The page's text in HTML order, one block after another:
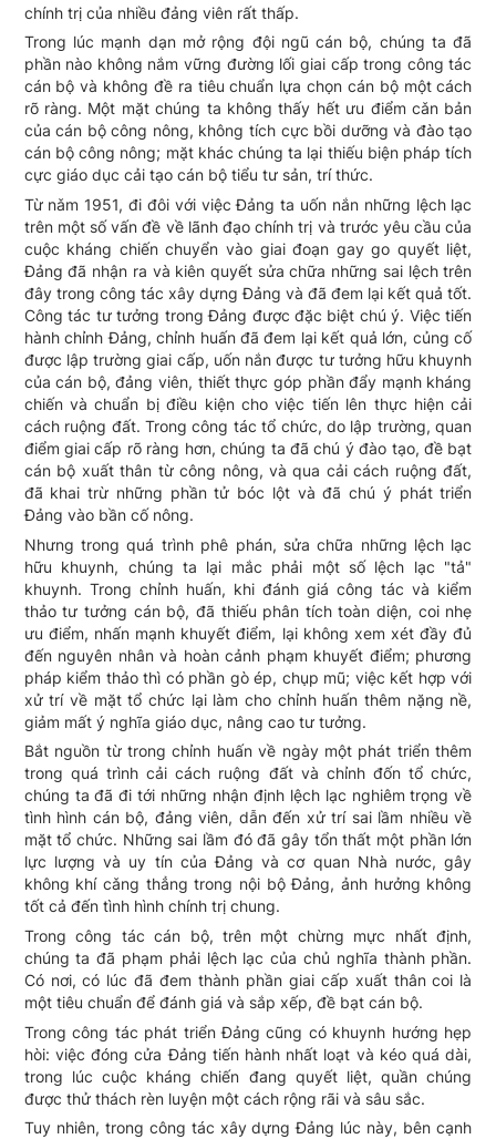
chính trị của nhiều đảng viên rất thấp.
Trong lúc mạnh dạn mở rộng đội ngũ cán bộ, chúng ta đã
phần nào không nắm vững đường lối giai cấp trong công tác
cán bộ và không đề ra tiêu chuẩn lựa chọn cán bộ một cách
rõ ràng. Một mặt chúng ta không thấy hết ưu điểm cǎn bản
của cán bộ công nông, không tích cực bồi dưỡng và đào tạo
cán bộ công nông; mặt khác chúng ta lại thiếu biện pháp tích
cực giáo dục cải tạo cán bộ tiểu tư sản, trí thức.
Từ nǎm 1951, đi đôi với việc Đảng ta uốn nắn những lệch lạc
trên một số vấn đề về lãnh đạo chính trị và trước yêu cầu của
cuộc kháng chiến chuyển vào giai đoạn gay go quyết liệt,
Đảng đã nhận ra và kiên quyết sửa chữa những sai lệch trên
đây trong công tác xây dựng Đảng và đã đem lại kết quả tốt.
Công tác tư tưởng trong Đảng được đặc biệt chú ý. Việc tiến
hành chỉnh Đảng, chỉnh huấn đã đem lại kết quả lớn, củng cố
được lập trường giai cấp, uốn nắn được tư tưởng hữu khuynh
của cán bộ, đảng viên, thiết thực góp phần đẩy mạnh kháng
chiến và chuẩn bị điều kiện cho việc tiến lên thực hiện cải
cách ruộng đất. Trong công tác tổ chức, do lập trường, quan
điểm giai cấp rõ ràng hơn, chúng ta đã chú ý đào tạo, đề bạt
cán bộ xuất thân từ công nông, và qua cải cách ruộng đất,
đã khai trừ những phần tử bóc lột và đã chú ý phát triển
Đảng vào bần cố nông.
Nhưng trong quá trình phê phán, sửa chữa những lệch lạc
hữu khuynh, chúng ta lại mắc phải một số lệch lạc "tả"
khuynh. Trong chỉnh huấn, khi đánh giá công tác và kiểm
thảo tư tưởng cán bộ, đã thiếu phân tích toàn diện, coi nhẹ
ưu điểm, nhấn mạnh khuyết điểm, lại không xem xét đầy đủ
đến nguyên nhân và hoàn cảnh phạm khuyết điểm; phương
pháp kiểm thảo thì có phần gò ép, chụp mũ; việc kết hợp với
xử trí về mặt tổ chức lại làm cho chỉnh huấn thêm nặng nề,
giảm mất ý nghĩa giáo dục, nâng cao tư tưởng.
Bắt nguồn từ trong chỉnh huấn về ngày một phát triển thêm
trong quá trình cải cách ruộng đất và chỉnh đốn tổ chức,
chúng ta đã đi tới những nhận định lệch lạc nghiêm trọng về
tình hình cán bộ, đảng viên, dẫn đến xử trí sai lầm nhiều về
mặt tổ chức. Những sai lầm đó đã gây tổn thất một phần lớn
lực lượng và uy tín của Đảng và cơ quan Nhà nước, gây
không khí cǎng thẳng trong nội bộ Đảng, ảnh hưởng không
tốt cả đến tình hình chính trị chung.
Trong công tác cán bộ, trên một chừng mực nhất định,
chúng ta đã phạm phải lệch lạc của chủ nghĩa thành phần.
Có nơi, có lúc đã đem thành phần giai cấp xuất thân coi là
một tiêu chuẩn để đánh giá và sắp xếp, đề bạt cán bộ.
Trong công tác phát triển Đảng cũng có khuynh hướng hẹp
hòi: việc đóng cửa Đảng tiến hành nhất loạt và kéo quá dài,
trong lúc cuộc kháng chiến đang quyết liệt, quần chúng
được thử thách rèn luyện một cách rộng rãi và sâu sắc.
Tuy nhiên, trong công tác xây dựng Đảng lúc này, bên cạnh